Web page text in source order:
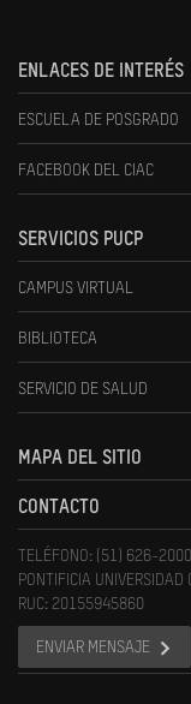
ENLACES DE INTERÉS
ESCUELA DE POSGRADO
FACEBOOK DEL CIAC
SERVICIOS PUCP
CAMPUS VIRTUAL
BIBLIOTECA
SERVICIO DE SALUD
MAPA DEL SITIO
CONTACTO
TELÉFONO: (51) 626-
PONTIFICIA UNIVERSIDAD
RUC: 20155945860
ENVIAR MENSAJE